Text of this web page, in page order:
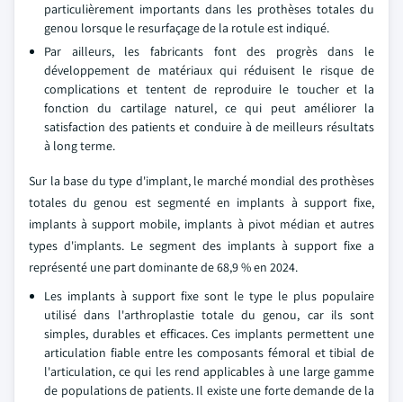
particulièrement importants dans les prothèses totales du
genou lorsque le resurfaçage de la rotule est indiqué.
Par ailleurs, les fabricants font des progrès dans le
développement de matériaux qui réduisent le risque de
complications et tentent de reproduire le toucher et la
fonction du cartilage naturel, ce qui peut améliorer la
satisfaction des patients et conduire à de meilleurs résultats
à long terme.
Sur la base du type d'implant, le marché mondial des prothèses
totales du genou est segmenté en implants à support fixe,
implants à support mobile, implants à pivot médian et autres
types d'implants. Le segment des implants à support fixe a
représenté une part dominante de 68,9 % en 2024.
Les implants à support fixe sont le type le plus populaire
utilisé dans l'arthroplastie totale du genou, car ils sont
simples, durables et efficaces. Ces implants permettent une
articulation fiable entre les composants fémoral et tibial de
l'articulation, ce qui les rend applicables à une large gamme
de populations de patients. Il existe une forte demande de la